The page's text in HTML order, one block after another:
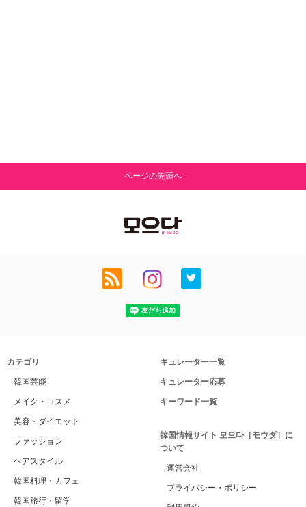
ページの先頭へ
カテゴリ
韓国芸能
メイク・コスメ
美容・ダイエット
ファッション
ヘアスタイル
韓国料理・カフェ
韓国旅行・留学
キュレーター一覧
キュレーター応募
キーワード一覧
韓国情報サイト 모으다［モウダ］に
ついて
運営会社
プライバシー・ポリシー